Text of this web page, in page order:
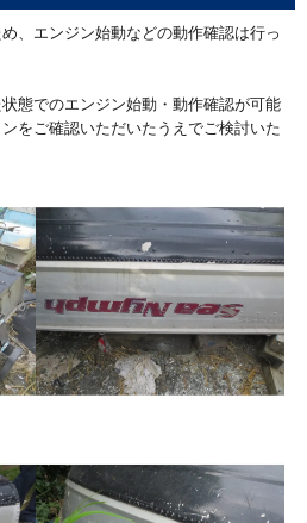
、エンジン始動などの動作確認は行っ
態でのエンジン始動・動作確認が可能
をご確認いただいたうえでご検討いた